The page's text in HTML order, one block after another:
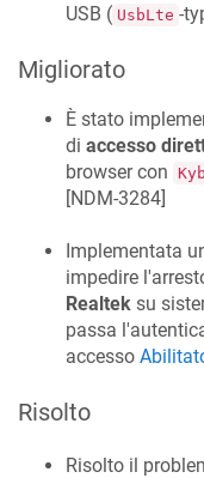
USB ( UsbLte -
Migliorato
È stato
di accesso
browser con
[NDM-3284]
Implementata
impedire
Realtek su
passa
accesso
Risolto
Risolto il